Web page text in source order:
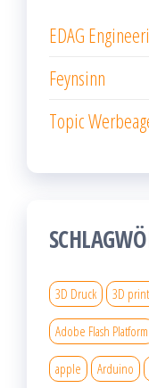
EDAG
Feynsinn
Topic
3D Druck 3D
Adobe Flash Platform
apple Arduino